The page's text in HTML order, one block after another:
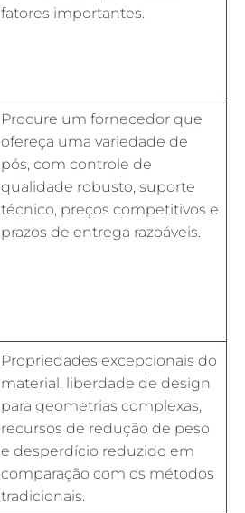
fatores importantes.
Procure um fornecedor que
ofereça uma variedade de
pós, com controle de
qualidade robusto, suporte
técnico, preços competitivos e
prazos de entrega razoáveis.
Propriedades excepcionais do
material, liberdade de design
para geometrias complexas,
recursos de redução de peso
e desperdício reduzido em
comparação com os métodos
tradicionais.